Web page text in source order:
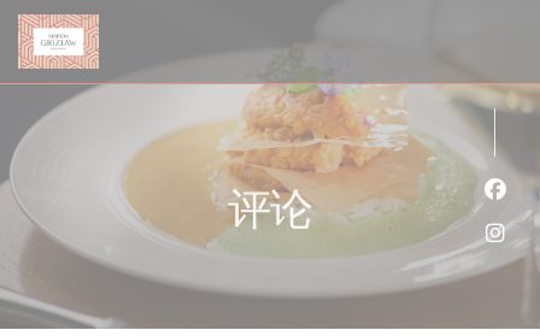
Cookie管理面板
评论